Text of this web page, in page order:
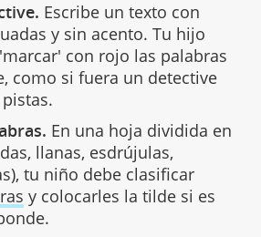
Escribe un texto con
y sin acento. Tu hijo
con rojo las palabras
como si fuera un detective
En una hoja dividida en
llanas, esdrújulas,
tu niño debe clasificar
y colocarles la tilde si es